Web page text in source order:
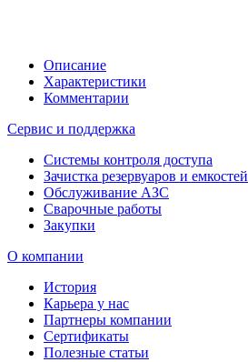
Описание
Характеристики
Комментарии
Сервис и поддержка
Системы контроля доступа
Зачистка резервуаров и емкостей
Обслуживание АЗС
Сварочные работы
Закупки
О компании
История
Карьера у нас
Партнеры компании
Сертификаты
Полезные статьи